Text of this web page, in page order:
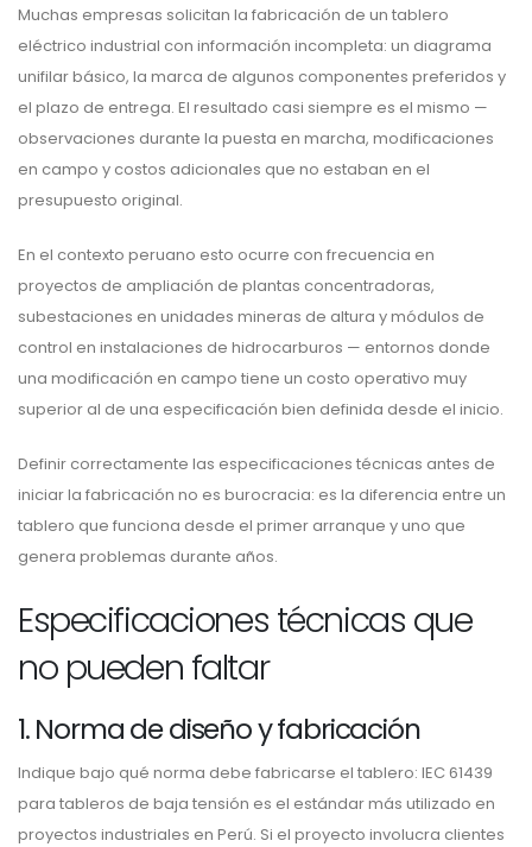
Muchas empresas solicitan la fabricación de un tablero
eléctrico industrial con información incompleta: un diagrama
unifilar básico, la marca de algunos componentes preferidos y
el plazo de entrega. El resultado casi siempre es el mismo —
observaciones durante la puesta en marcha, modificaciones
en campo y costos adicionales que no estaban en el
presupuesto original.
En el contexto peruano esto ocurre con frecuencia en
proyectos de ampliación de plantas concentradoras,
subestaciones en unidades mineras de altura y módulos de
control en instalaciones de hidrocarburos — entornos donde
una modificación en campo tiene un costo operativo muy
superior al de una especificación bien definida desde el inicio.
Definir correctamente las especificaciones técnicas antes de
iniciar la fabricación no es burocracia: es la diferencia entre un
tablero que funciona desde el primer arranque y uno que
genera problemas durante años.
Especificaciones técnicas que
no pueden faltar
1. Norma de diseño y fabricación
Indique bajo qué norma debe fabricarse el tablero: IEC 61439
para tableros de baja tensión es el estándar más utilizado en
proyectos industriales en Perú. Si el proyecto involucra clientes